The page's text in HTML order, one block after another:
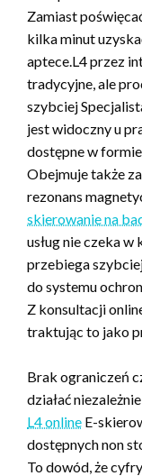
Zamiast
kilka minut
aptece.L4 przez
tradycyjne, ale
szybciej
jest widoczny u
dostępne w formie
Obejmuje także
rezonans
skierowanie na
usług nie czeka
przebiega
do systemu
Z konsultacji
traktując to jako
Brak ograniczeń
działać
L4 online E-
dostępnych non
To dowód, że